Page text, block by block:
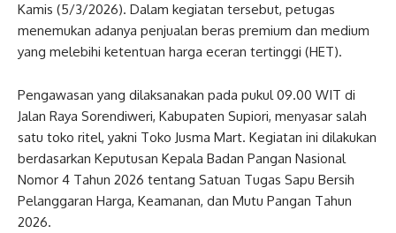
Kamis (5/3/2026). Dalam kegiatan tersebut, petugas
menemukan adanya penjualan beras premium dan medium
yang melebihi ketentuan harga eceran tertinggi (HET).
Pengawasan yang dilaksanakan pada pukul 09.00 WIT di
Jalan Raya Sorendiweri, Kabupaten Supiori, menyasar salah
satu toko ritel, yakni Toko Jusma Mart. Kegiatan ini dilakukan
berdasarkan Keputusan Kepala Badan Pangan Nasional
Nomor 4 Tahun 2026 tentang Satuan Tugas Sapu Bersih
Pelanggaran Harga, Keamanan, dan Mutu Pangan Tahun
2026.